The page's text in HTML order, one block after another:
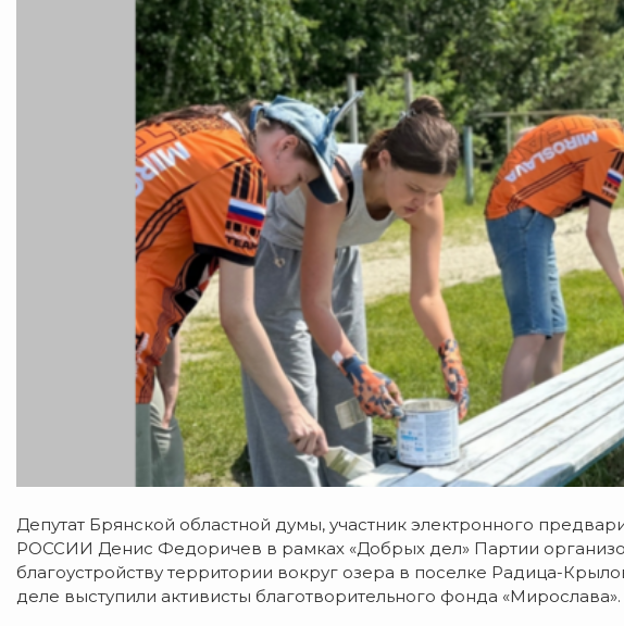
Депутат Брянской областной думы, участник электронного
РОССИИ Денис Федоричев в рамках «Добрых дел» Партии
благоустройству территории вокруг озера в поселке Радица-
деле выступили активисты благотворительного фонда «Мирослава».